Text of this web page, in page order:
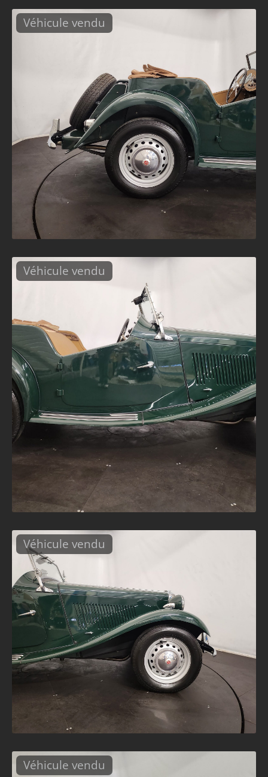
Véhicule vendu
Véhicule vendu
Véhicule vendu
Véhicule vendu